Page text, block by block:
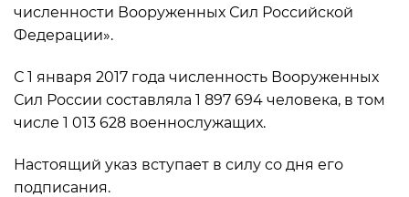
численности Вооруженных Сил Российской
Федерации».
С 1 января 2017 года численность Вооруженных
Сил России составляла 1 897 694 человека, в том
числе 1 013 628 военнослужащих.
Настоящий указ вступает в силу со дня его
подписания.